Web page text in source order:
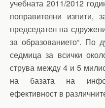
учебната 2011/2012
поправителни
председател на
за образованието“. По
седмица за всички
струва между 4 и 5
на базата на
ефективност в